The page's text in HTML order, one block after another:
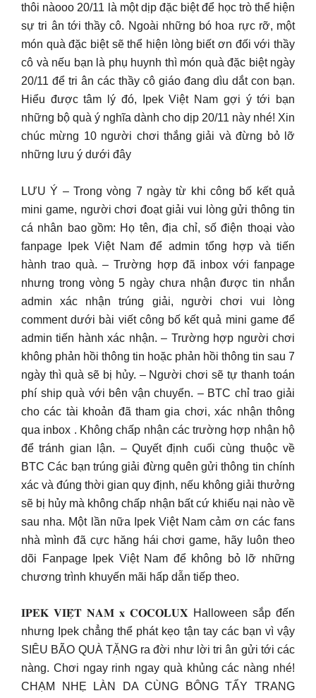
thôi nàooo 20/11 là một dịp đặc biệt để học trò thể hiện
sự tri ân tới thầy cô. Ngoài những bó hoa rực rỡ, một
món quà đặc biệt sẽ thể hiện lòng biết ơn đối với thầy
cô và nếu bạn là phụ huynh thì món quà đặc biệt ngày
20/11 để tri ân các thầy cô giáo đang dìu dắt con bạn.
Hiểu được tâm lý đó, Ipek Việt Nam gợi ý tới bạn
những bộ quà ý nghĩa dành cho dịp 20/11 này nhé! Xin
chúc mừng 10 người chơi thắng giải và đừng bỏ lỡ
những lưu ý dưới đây
LƯU Ý – Trong vòng 7 ngày từ khi công bố kết quả
mini game, người chơi đoạt giải vui lòng gửi thông tin
cá nhân bao gồm: Họ tên, địa chỉ, số điện thoại vào
fanpage Ipek Việt Nam để admin tổng hợp và tiến
hành trao quà. – Trường hợp đã inbox với fanpage
nhưng trong vòng 5 ngày chưa nhận được tin nhắn
admin xác nhận trúng giải, người chơi vui lòng
comment dưới bài viết công bố kết quả mini game để
admin tiến hành xác nhận. – Trường hợp người chơi
không phản hồi thông tin hoặc phản hồi thông tin sau 7
ngày thì quà sẽ bị hủy. – Người chơi sẽ tự thanh toán
phí ship quà với bên vận chuyển. – BTC chỉ trao giải
cho các tài khoản đã tham gia chơi, xác nhận thông
qua inbox . Không chấp nhận các trường hợp nhận hộ
để tránh gian lận. – Quyết định cuối cùng thuộc về
BTC Các bạn trúng giải đừng quên gửi thông tin chính
xác và đúng thời gian quy định, nếu không giải thưởng
sẽ bị hủy mà không chấp nhận bất cứ khiếu nại nào về
sau nha. Một lần nữa Ipek Việt Nam cảm ơn các fans
nhà mình đã cực hăng hái chơi game, hãy luôn theo
dõi Fanpage Ipek Việt Nam để không bỏ lỡ những
chương trình khuyến mãi hấp dẫn tiếp theo.
𝐈𝐏𝐄𝐊 𝐕𝐈𝐄̣̂𝐓 𝐍𝐀𝐌 𝐱 𝐂𝐎𝐂𝐎𝐋𝐔𝐗 Halloween sắp đến
nhưng Ipek chẳng thể phát kẹo tận tay các bạn vì vậy
SIÊU BÃO QUÀ TẶNG ra đời như lời tri ân gửi tới các
nàng. Chơi ngay rinh ngay quà khủng các nàng nhé!
CHẠM NHẸ LÀN DA CÙNG BÔNG TẨY TRANG